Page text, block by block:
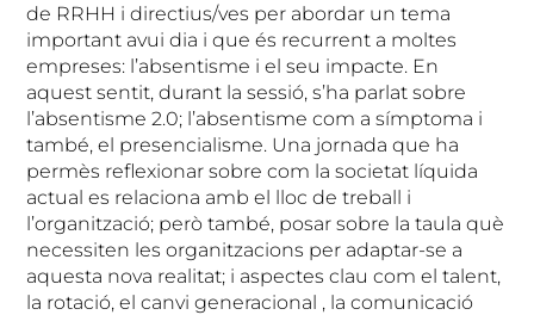
de RRHH i directius/ves per abordar un tema
important avui dia i que és recurrent a moltes
empreses: l’absentisme i el seu impacte. En
aquest sentit, durant la sessió, s’ha parlat sobre
l’absentisme 2.0; l’absentisme com a símptoma i
també, el presencialisme. Una jornada que ha
permès reflexionar sobre com la societat líquida
actual es relaciona amb el lloc de treball i
l’organització; però també, posar sobre la taula què
necessiten les organitzacions per adaptar-se a
aquesta nova realitat; i aspectes clau com el talent,
la rotació, el canvi generacional , la comunicació